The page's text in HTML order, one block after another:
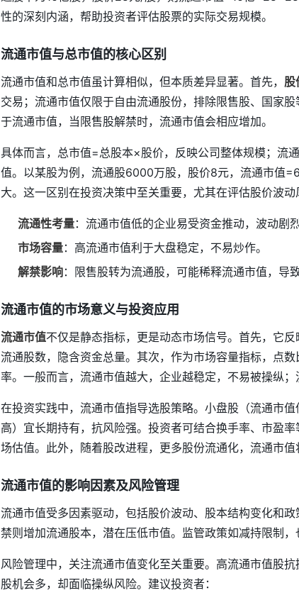
性的深刻内涵，帮助投资者评估股票的实际交易规模。
流通市值与总市值的核心区别
流通市值和总市值虽计算相似，但本质差异显著。首先， 股
交易；流通市值仅限于自由流通股份，排除限售股、国家股
于流通市值，当限售股解禁时，流通市值会相应增加。
具体而言，总市值=总股本×股价，反映公司整体规模；流
值。以某股为例，流通股6000万股，股价8元，流通市值
大。这一区别在投资决策中至关重要，尤其在评估股价波动
流通性考量：流通市值低的企业易受资金推动，波动剧烈
市场容量：高流通市值利于大盘稳定，不易炒作。
解禁影响：限售股转为流通股，可能稀释流通市值，导
流通市值的市场意义与投资应用
流通市值不仅是静态指标，更是动态市场信号。首先，它
流通股数，隐含资金总量。其次，作为市场容量指标，点
率。一般而言，流通市值越大，企业越稳定，不易被操纵
在投资实践中，流通市值指导选股策略。小盘股（流通市
高）宜长期持有，抗风险强。投资者可结合换手率、市盈
场估值。此外，随着股改进程，更多股份流通化，流通市值
流通市值的影响因素及风险管理
流通市值受多因素驱动，包括股价波动、股本结构变化和
禁则增加流通股本，潜在压低市值。监管政策如减持限制，
风险管理中，关注流通市值变化至关重要。高流通市值股
股机会多，却面临操纵风险。建议投资者：